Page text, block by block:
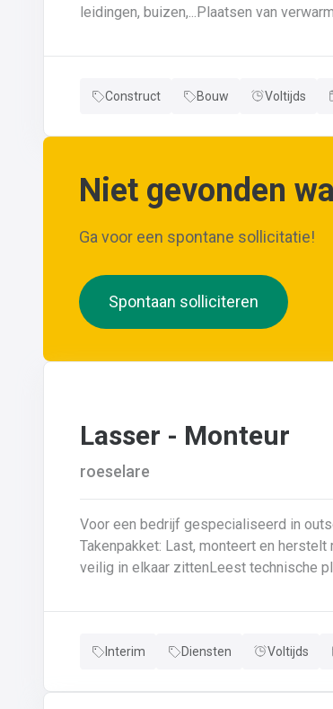
leidingen, buizen,...Plaatsen van
Neem gerust de vacature even door!
Construct Bouw Voltijds
Niet gevonden
Ga voor een spontane sollicitatie!
Spontaan solliciteren
Lasser - Monteur
roeselare
Voor een bedrijf gespecialiseerd in
Takenpakket: Last, monteert en herstelt metalen onderdelenZorgt ervoor dat alle onderdelen piekfijn en
veilig in elkaar zittenLeest technische
veiligheidsvoorschriftenDraagt bij aan
Interim Diensten Voltijds